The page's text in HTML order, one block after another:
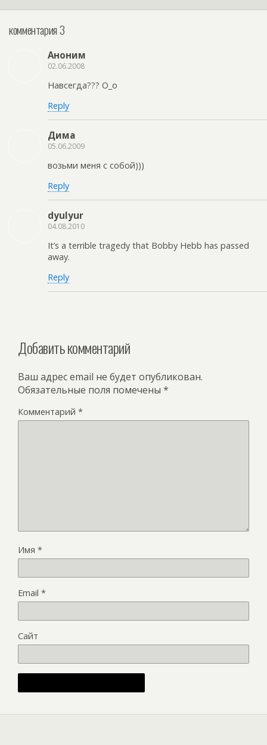
комментария 3
Аноним
02.06.2008
Навсегда??? О_о
Reply
Дима
05.06.2009
возьми меня с собой)))
Reply
dyulyur
04.08.2010
It’s a terrible tragedy that Bobby Hebb has passed
away.
Reply
Добавить комментарий
Ваш адрес email не будет опубликован.
Обязательные поля помечены *
Комментарий *
Имя *
Email *
Сайт